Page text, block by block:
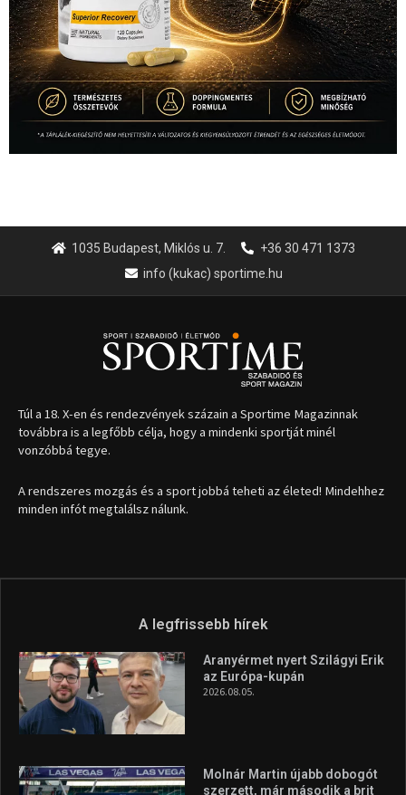
1035 Budapest, Miklós u. 7.
+36 30 471 1373
Túl a 18. X-en és rendezvények százain a Sportime Magazinnak
továbbra is a legfőbb célja, hogy a mindenki sportját minél
vonzóbbá tegye.
A rendszeres mozgás és a sport jobbá teheti az életed! Mindehhez